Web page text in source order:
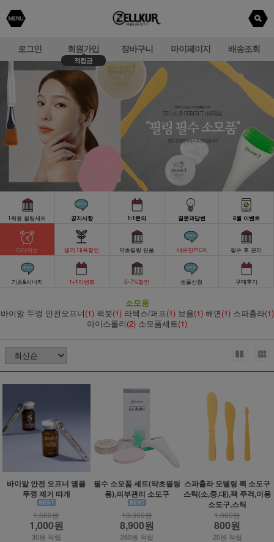
로그인 회원가입
적립금
장바구니 마이페이지 배송조회
1회용 필링세트 공지사항 1:1문의 질문과답변 8월 이벤트
다다익선 셀러 대폭할인 약초필링 단품 배유진PICK 필수 후 관리
기초&시너지 1+1이벤트 5~7%할인 샘플신청 구매후기
소모품
바이알 두껑 안전오프너(1) 팩붓(1) 라텍스/퍼프(1) 보울(1) 해면(1) 스파츌라(1)
아이스롤러(2) 소모품세트(1)
바이알 안전 오프너 앰플
뚜껑 제거 따개
1,500원
1,000원
30원 적립
필수 소모품 세트(약초필링
용),피부관리 소도구
13,300원
8,900원
260원 적립
스파츌라 모델링 팩 소도구
스틱(소,중,대),팩 주걱,미용
소도구,스틱
1,000원
800원
20원 적립